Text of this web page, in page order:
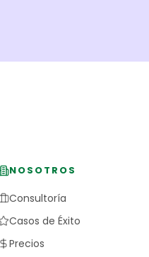
NOSOTROS
Consultoría
Casos de Éxito
Precios